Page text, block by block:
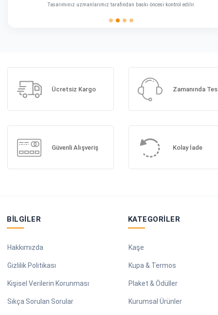
Tasarımınız uzmanlarımız tarafından baskı öncesi kontrol edilir.
Ücretsiz Kargo Zamanında
Güvenli Alışveriş Kolay İade
BILGILER
Hakkımızda
Gizlilik Politikası
Kişisel Verilerin Korunması
Sıkça Sorulan Sorular
KATEGORILER
Kaşe
Kupa & Termos
Plaket & Ödüller
Kurumsal Ürünler